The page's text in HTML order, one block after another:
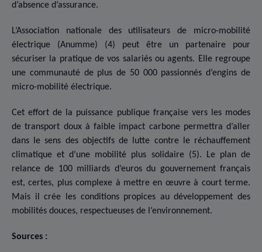
d’absence d’assurance.
L’Association nationale des utilisateurs de micro-mobilité
électrique (Anumme) (4) peut être un partenaire pour
sécuriser la pratique de vos salariés ou agents. Elle regroupe
une communauté de plus de 50 000 passionnés d’engins de
micro-mobilité électrique.
Cet effort de la puissance publique française vers les modes
de transport doux à faible impact carbone permettra d’aller
dans le sens des objectifs de lutte contre le réchauffement
climatique et d’une mobilité plus solidaire (5). Le plan de
relance de 100 milliards d’euros du gouvernement français
est, certes, plus complexe à mettre en œuvre à court terme.
Mais il crée les conditions propices au développement des
mobilités douces, respectueuses de l’environnement.
Sources :